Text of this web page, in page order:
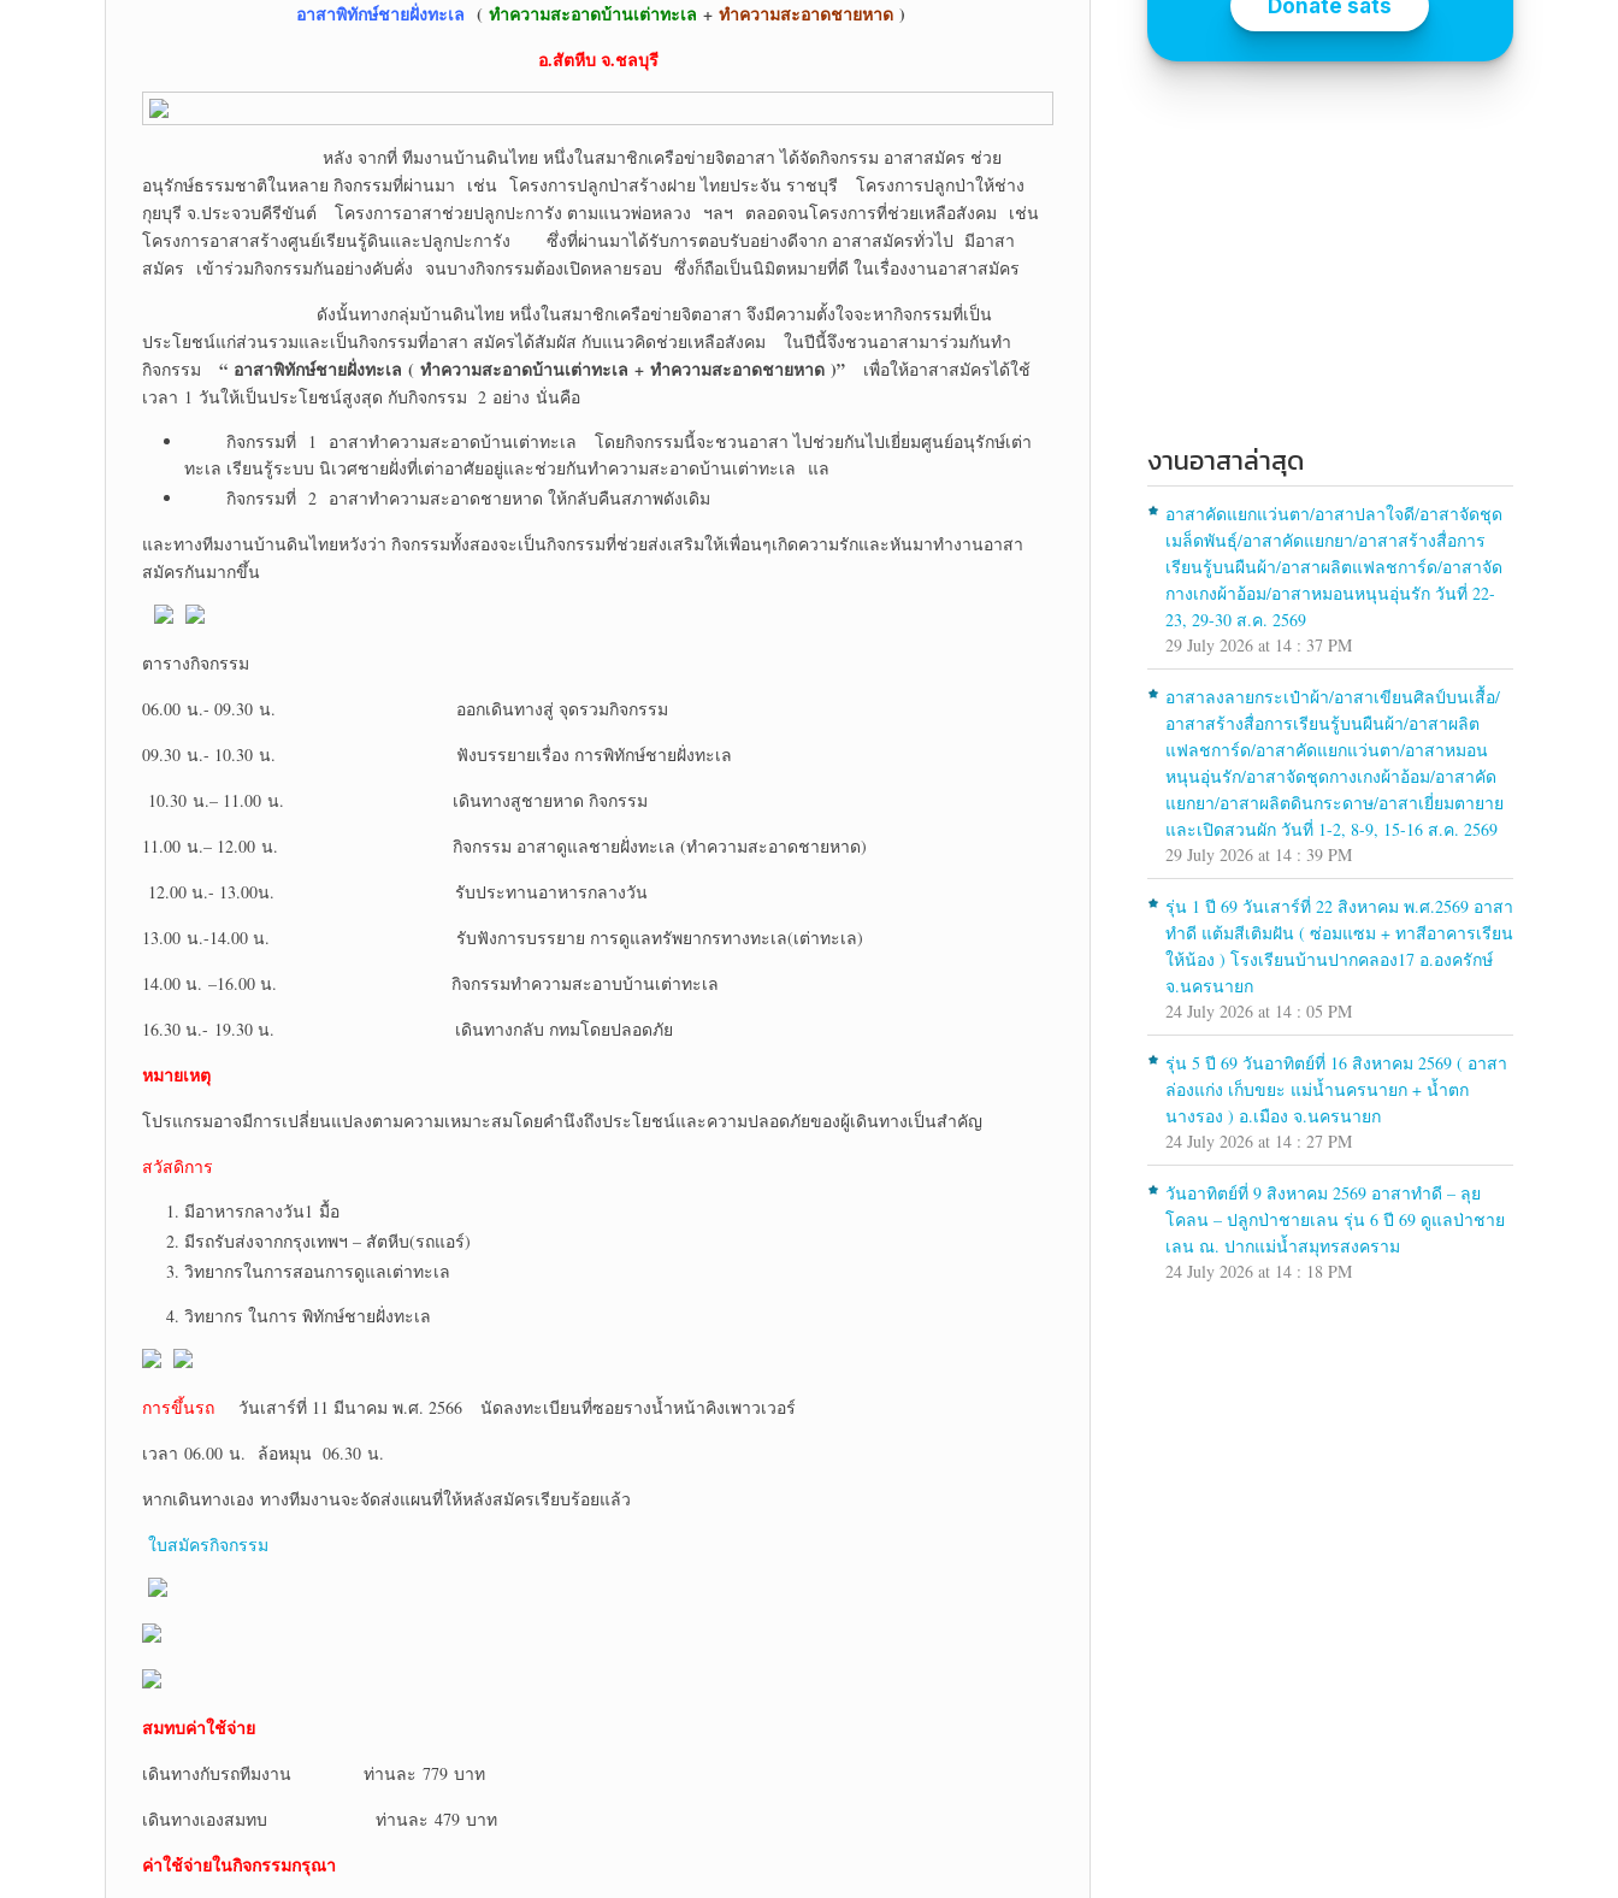
อาสาพิทักษ์ชายฝั่งทะเล ( ทำความสะอาดบ้านเต่าทะเล + ทำความสะอาดชายหาด )
อ.สัตหีบ จ.ชลบุรี
หลัง จากที่ ทีมงานบ้านดินไทย หนึ่งในสมาชิกเครือข่ายจิตอาสา ได้จัดกิจกรรม อาสาสมัคร ช่วย
อนุรักษ์ธรรมชาติในหลาย กิจกรรมที่ผ่านมา เช่น โครงการปลูกป่าสร้างฝาย ไทยประจัน ราชบุรี โครงการปลูกป่าให้ช่าง
กุยบุรี จ.ประจวบคีรีขันต์ โครงการอาสาช่วยปลูกปะการัง ตามแนวพ่อหลวง ฯลฯ ตลอดจนโครงการที่ช่วยเหลือสังคม เช่น
โครงการอาสาสร้างศูนย์เรียนรู้ดินและปลูกปะการัง ซึ่งที่ผ่านมาได้รับการตอบรับอย่างดีจาก อาสาสมัครทั่วไป มีอาสา
สมัคร เข้าร่วมกิจกรรมกันอย่างคับคั่ง จนบางกิจกรรมต้องเปิดหลายรอบ ซึ่งก็ถือเป็นนิมิตหมายที่ดี ในเรื่องงานอาสาสมัคร
ดังนั้นทางกลุ่มบ้านดินไทย หนึ่งในสมาชิกเครือข่ายจิตอาสา จึงมีความตั้งใจจะหากิจกรรมที่เป็น
ประโยชน์แก่ส่วนรวมและเป็นกิจกรรมที่อาสา สมัครได้สัมผัส กับแนวคิดช่วยเหลือสังคม ในปีนี้จึงชวนอาสามาร่วมกันทำ
กิจกรรม “ อาสาพิทักษ์ชายฝั่งทะเล ( ทำความสะอาดบ้านเต่าทะเล + ทำความสะอาดชายหาด )”
เพื่อให้อาสาสมัครได้ใช้
เวลา 1 วันให้เป็นประโยชน์สูงสุด กับกิจกรรม 2 อย่าง นั่นคือ
กิจกรรมที่ 1 อาสาทำความสะอาดบ้านเต่าทะเล โดยกิจกรรมนี้จะชวนอาสา ไปช่วยกันไปเยี่ยมศูนย์อนุรักษ์เต่า
ทะเล เรียนรู้ระบบ นิเวศชายฝั่งที่เต่าอาศัยอยู่และช่วยกันทำความสะอาดบ้านเต่าทะเล แล
กิจกรรมที่ 2 อาสาทำความสะอาดชายหาด ให้กลับคืนสภาพดังเดิม
และทางทีมงานบ้านดินไทยหวังว่า กิจกรรมทั้งสองจะเป็นกิจกรรมที่ช่วยส่งเสริมให้เพื่อนๆเกิดความรักและหันมาทำงานอาสา
สมัครกันมากขึ้น
ตารางกิจกรรม
06.00 น.- 09.30 น. ออกเดินทางสู่ จุดรวมกิจกรรม
09.30 น.- 10.30 น. ฟังบรรยายเรื่อง การพิทักษ์ชายฝั่งทะเล
10.30 น.– 11.00 น. เดินทางสูชายหาด กิจกรรม
11.00 น.– 12.00 น. กิจกรรม อาสาดูแลชายฝั่งทะเล (ทำความสะอาดชายหาด)
12.00 น.- 13.00น. รับประทานอาหารกลางวัน
13.00 น.-14.00 น. รับฟังการบรรยาย การดูแลทรัพยากรทางทะเล(เต่าทะเล)
14.00 น. –16.00 น. กิจกรรมทำความสะอาบบ้านเต่าทะเล
16.30 น.- 19.30 น. เดินทางกลับ กทมโดยปลอดภัย
หมายเหตุ
โปรแกรมอาจมีการเปลี่ยนแปลงตามความเหมาะสมโดยคำนึงถึงประโยชน์และความปลอดภัยของผู้เดินทางเป็นสำคัญ
สวัสดิการ
มีอาหารกลางวัน1 มื้อ
มีรถรับส่งจากกรุงเทพฯ – สัตหีบ(รถแอร์)
วิทยากรในการสอนการดูแลเต่าทะเล
วิทยากร ในการ พิทักษ์ชายฝั่งทะเล
การขึ้นรถ
วันเสาร์ที่ 11 มีนาคม พ.ศ. 2566 นัดลงทะเบียนที่ซอยรางน้ำหน้าคิงเพาวเวอร์
เวลา 06.00 น. ล้อหมุน 06.30 น.
หากเดินทางเอง ทางทีมงานจะจัดส่งแผนที่ให้หลังสมัครเรียบร้อยแล้ว
ใบสมัครกิจกรรม
สมทบค่าใช้จ่าย
เดินทางกับรถทีมงาน ท่านละ 779 บาท
เดินทางเองสมทบ ท่านละ 479 บาท
ค่าใช้จ่ายในกิจกรรมกรุณา
งานอาสาล่าสุด
อาสาคัดแยกแว่นตา/อาสาปลาใจดี/อาสาจัดชุด
เมล็ดพันธุ์/อาสาคัดแยกยา/อาสาสร้างสื่อการ
เรียนรู้บนผืนผ้า/อาสาผลิตแฟลชการ์ด/อาสาจัด
กางเกงผ้าอ้อม/อาสาหมอนหนุนอุ่นรัก วันที่ 22-
23, 29-30 ส.ค. 2569
29 July 2026 at 14 : 37 PM
อาสาลงลายกระเป๋าผ้า/อาสาเขียนศิลป์บนเสื้อ/
อาสาสร้างสื่อการเรียนรู้บนผืนผ้า/อาสาผลิต
แฟลชการ์ด/อาสาคัดแยกแว่นตา/อาสาหมอน
หนุนอุ่นรัก/อาสาจัดชุดกางเกงผ้าอ้อม/อาสาคัด
แยกยา/อาสาผลิตดินกระดาษ/อาสาเยี่ยมตายาย
และเปิดสวนผัก วันที่ 1-2, 8-9, 15-16 ส.ค. 2569
29 July 2026 at 14 : 39 PM
รุ่น 1 ปี 69 วันเสาร์ที่ 22 สิงหาคม พ.ศ.2569 อาสา
ทำดี แต้มสีเติมฝัน ( ซ่อมแซม + ทาสีอาคารเรียน
ให้น้อง ) โรงเรียนบ้านปากคลอง17 อ.องครักษ์
จ.นครนายก
24 July 2026 at 14 : 05 PM
รุ่น 5 ปี 69 วันอาทิตย์ที่ 16 สิงหาคม 2569 ( อาสา
ล่องแก่ง เก็บขยะ แม่น้ำนครนายก + น้ำตก
นางรอง ) อ.เมือง จ.นครนายก
24 July 2026 at 14 : 27 PM
วันอาทิตย์ที่ 9 สิงหาคม 2569 อาสาทำดี – ลุย
โคลน – ปลูกป่าชายเลน รุ่น 6 ปี 69 ดูแลป่าชาย
เลน ณ. ปากแม่น้ำสมุทรสงคราม
24 July 2026 at 14 : 18 PM